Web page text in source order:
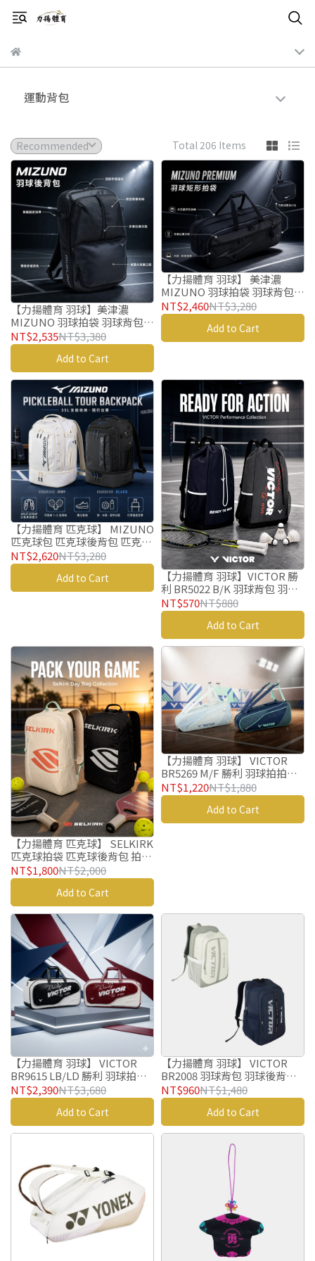
運動背包
Total 206 Items
【力揚體育 羽球】美津濃
MIZUNO 羽球拍袋 羽球背包
矩形袋 73TDB50199 羽球後背
包
NT$2,535NT$3,380
Add to Cart
【力揚體育 羽球】 美津濃
MIZUNO 羽球拍袋 羽球背包
矩形袋 73TDD50299 矩形包
NT$2,460NT$3,280
Add to Cart
【力揚體育 匹克球】 MIZUNO
匹克球包 匹克球後背包 匹克球
袋 63GDD03102 63GDD03109
匹克球拍
NT$2,620NT$3,280
Add to Cart
【力揚體育 羽球】VICTOR 勝
利 BR5022 B/K 羽球背包 羽球
後背包 羽球拍拍袋 羽球袋 羽球
包 束口袋
NT$570NT$880
Add to Cart
【力揚體育 匹克球】 SELKIRK
匹克球拍袋 匹克球後背包 拍袋
Core Line Day Bag
NT$1,800NT$2,000
Add to Cart
【力揚體育 羽球】 VICTOR
BR5269 M/F 勝利 羽球拍拍袋
羽球袋 羽球包 矩形包
NT$1,220NT$1,880
Add to Cart
【力揚體育 羽球】 VICTOR
BR9615 LB/LD 勝利 羽球拍拍
袋 羽球袋 羽球包 矩形包
NT$2,390NT$3,680
Add to Cart
【力揚體育 羽球】 VICTOR
BR2008 羽球背包 羽球後背包
羽球拍拍袋 羽球袋 羽球包 羽球
背袋
NT$960NT$1,480
Add to Cart